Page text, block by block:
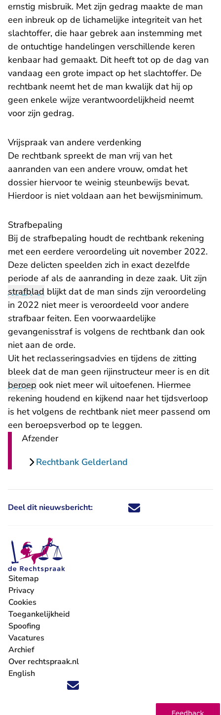
ernstig misbruik. Met zijn gedrag maakte de man
een inbreuk op de lichamelijke integriteit van het
slachtoffer, die haar gebrek aan instemming met
de ontuchtige handelingen verschillende keren
kenbaar had gemaakt. Dit heeft tot op de dag van
vandaag een grote impact op het slachtoffer. De
rechtbank neemt het de man kwalijk dat hij op
geen enkele wijze verantwoordelijkheid neemt
voor zijn gedrag.
Vrijspraak van andere verdenking
De rechtbank spreekt de man vrij van het
aanranden van een andere vrouw, omdat het
dossier hiervoor te weinig steunbewijs bevat.
Hierdoor is niet voldaan aan het bewijsminimum.
Strafbepaling
Bij de strafbepaling houdt de rechtbank rekening
met een eerdere veroordeling uit november 2022.
Deze delicten speelden zich in exact dezelfde
periode af als de aanranding in deze zaak. Uit zijn
strafblad blijkt dat de man sinds zijn veroordeling
in 2022 niet meer is veroordeeld voor andere
strafbaar feiten. Een voorwaardelijke
gevangenisstraf is volgens de rechtbank dan ook
niet aan de orde.
Uit het reclasseringsadvies en tijdens de zitting
bleek dat de man geen rijinstructeur meer is en dit
beroep ook niet meer wil uitoefenen. Hiermee
rekening houdend en kijkend naar het tijdsverloop
is het volgens de rechtbank niet meer passend om
een beroepsverbod op te leggen.
Afzender
Rechtbank Gelderland
Deel dit nieuwsbericht: Deel dit nieuwsbericht via X -
Deel dit nieuwsbericht via
Deel dit nieuwsbericht
Deel dit
Volg ons op X (Twitter) - U verlaat Rechtspraak.nl
Volg ons op Facebook - U verlaat Rechtspraak.nl
Volg ons op Instagram - U verlaat Rechtspraak.nl
Volg ons op Youtube - U verlaat Rechtspraak.nl
Volg ons op LinkedIn - U verlaat
'Blijf op de hoogte' nieuwsbrief - U verlaat
Sitemap
Privacy
Cookies
Toegankelijkheid
Spoofing
Vacatures
- U verlaat Rechtspraak.nl
Archief
Over rechtspraak.nl
English